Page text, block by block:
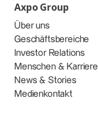
Axpo Group
Über uns
Geschäftsbereiche
Investor Relations
Menschen & Karriere
News & Stories
Medienkontakt